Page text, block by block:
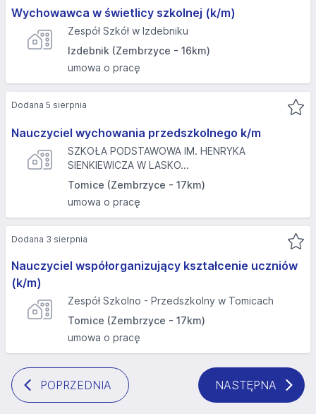
Wychowawca w świetlicy szkolnej (k/m)
Zespół Szkół w Izdebniku
Izdebnik (Zembrzyce - 16km)
umowa o pracę
Nauczyciel wychowania przedszkolnego k/m
SZKOŁA PODSTAWOWA IM. HENRYKA
SIENKIEWICZA W LASKO...
Tomice (Zembrzyce - 17km)
umowa o pracę
Dodana 5 sierpnia
Nauczyciel współorganizujący kształcenie uczniów
(k/m)
Zespół Szkolno - Przedszkolny w Tomicach
Tomice (Zembrzyce - 17km)
umowa o pracę
Dodana 3 sierpnia
POPRZEDNIA NASTĘPNA